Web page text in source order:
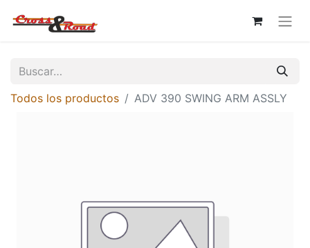
Todos los productos ADV 390 SWING ARM ASSLY